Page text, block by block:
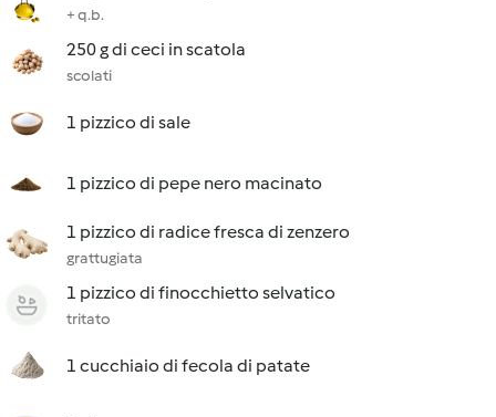
+ q.b.
250 g di ceci in scatola
scolati
1 pizzico di sale
1 pizzico di pepe nero macinato
1 pizzico di radice fresca di zenzero
grattugiata
1 pizzico di finocchietto selvatico
tritato
1 cucchiaio di fecola di patate